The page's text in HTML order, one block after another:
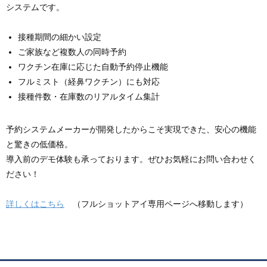
システムです。
接種期間の細かい設定
ご家族など複数人の同時予約
ワクチン在庫に応じた自動予約停止機能
フルミスト（経鼻ワクチン）にも対応
接種件数・在庫数のリアルタイム集計
予約システムメーカーが開発したからこそ実現できた、安心の機能
と驚きの低価格。
導入前のデモ体験も承っております。ぜひお気軽にお問い合わせく
ださい！
詳しくはこちら （フルショットアイ専用ページへ移動します）